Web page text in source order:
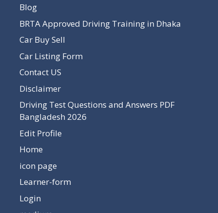
Blog
BRTA Approved Driving Training in Dhaka
Car Buy Sell
Car Listing Form
Contact US
Disclaimer
Driving Test Questions and Answers PDF
Bangladesh 2026
Edit Profile
Home
icon page
Learner-form
Login